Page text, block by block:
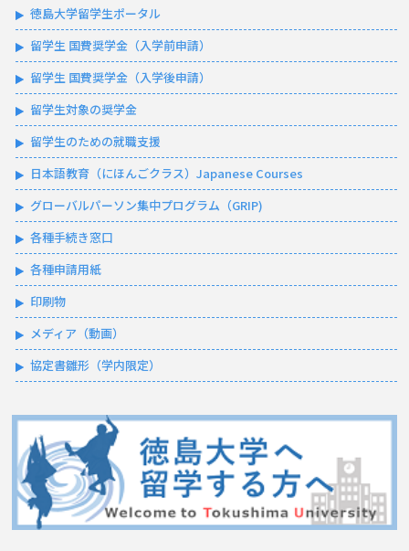
徳島大学留学生ポータル
留学生 国費奨学金（入学前申請）
留学生 国費奨学金（入学後申請）
留学生対象の奨学金
留学生のための就職支援
日本語教育（にほんごクラス）Japanese Courses
グローバルパーソン集中プログラム（GRIP)
各種手続き窓口
各種申請用紙
印刷物
メディア（動画）
協定書雛形（学内限定）